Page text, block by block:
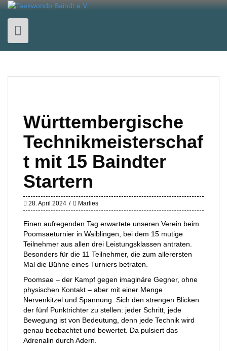
Skip
content
Württembergische
Technikmeisterschaf
t mit 15 Baindter
Startern
28. April 2024 Marlies
Einen aufregenden Tag erwartete unseren Verein beim
Poomsaeturnier in Waiblingen, bei dem 15 mutige
Teilnehmer aus allen drei Leistungsklassen antraten.
Besonders für die 11 Teilnehmer, die zum allerersten
Mal die Bühne eines Turniers betraten.
Poomsae – der Kampf gegen imaginäre Gegner, ohne
physischen Kontakt – aber mit einer Menge
Nervenkitzel und Spannung. Sich den strengen Blicken
der fünf Punktrichter zu stellen: jeder Schritt, jede
Bewegung ist von Bedeutung, denn jede Technik wird
genau beobachtet und bewertet. Da pulsiert das
Adrenalin durch Adern.